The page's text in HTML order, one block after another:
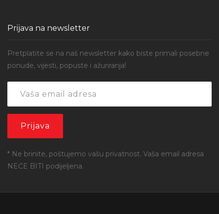
Prijava na newsletter
Pretplatite se na naš newsletter kako biste primali posebne
ponude, vijesti, popuste i ažuriranja!
* Ne brinite, poštujemo vašu privatnost. Vaša email adresa
NEĆE BITI podijeljena.